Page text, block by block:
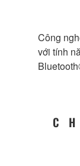
Công
với tính